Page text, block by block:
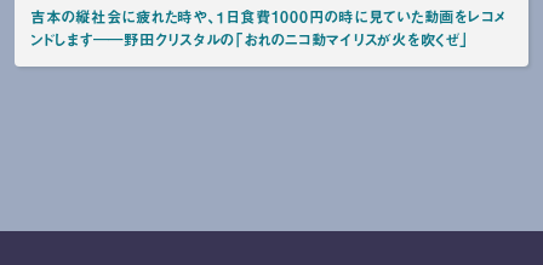
吉本の縦社会に疲れた時や、１日食費1000円の時に見ていた動画をレコメ
ンドします――野田クリスタルの「おれのニコ動マイリスが火を吹くぜ」